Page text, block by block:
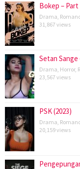
Bokep – Part
Drama
31,867 views
Setan
Drama Horror,
23,567 views
PSK (2023)
Drama
20,159 views